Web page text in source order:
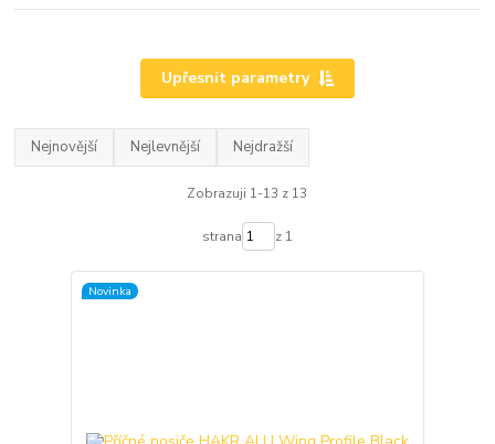
Upřesnit parametry
Nejnovější Nejlevnější Nejdražší
Zobrazuji 1-13 z 13
strana z 1
Novinka